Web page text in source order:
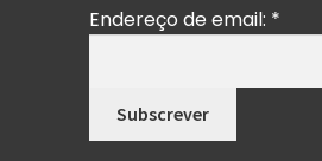
Endereço de email: *